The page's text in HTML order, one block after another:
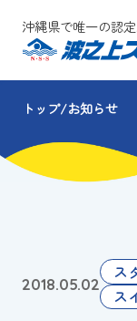
沖縄県で唯一の認
スクールに
コース・
団体会員
トップ お知らせ
2018.05.02
ス
ス